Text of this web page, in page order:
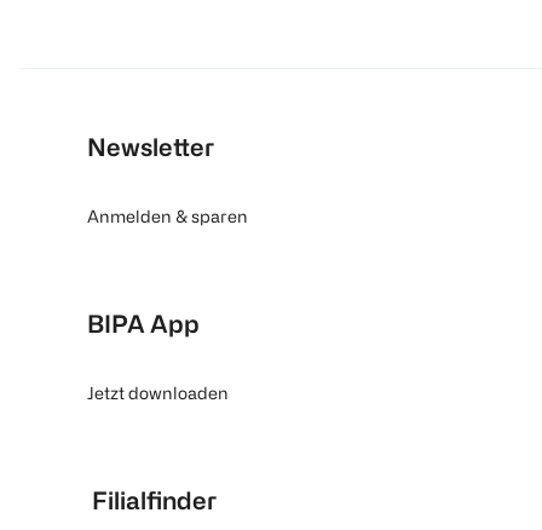
Newsletter
Anmelden & sparen
BIPA App
Jetzt downloaden
Filialfinder